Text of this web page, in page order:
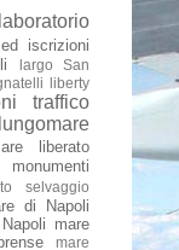
laboratorio
iscrizioni
largo San
liberty
traffico
lungomare
liberato
selvaggio
di Napoli
mare
mare